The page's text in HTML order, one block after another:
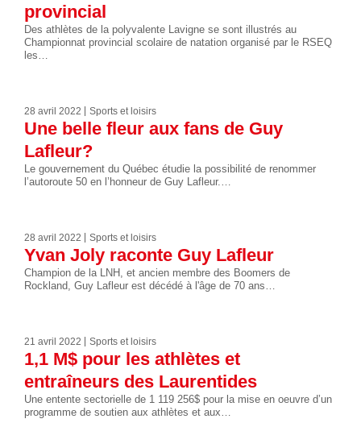
provincial
Des athlètes de la polyvalente Lavigne se sont illustrés au
Championnat provincial scolaire de natation organisé par le RSEQ
les…
28 avril 2022 Sports et loisirs
Une belle fleur aux fans de Guy
Lafleur?
Le gouvernement du Québec étudie la possibilité de renommer
l’autoroute 50 en l’honneur de Guy Lafleur.…
28 avril 2022 Sports et loisirs
Yvan Joly raconte Guy Lafleur
Champion de la LNH, et ancien membre des Boomers de
Rockland, Guy Lafleur est décédé à l'âge de 70 ans…
21 avril 2022 Sports et loisirs
1,1 M$ pour les athlètes et
entraîneurs des Laurentides
Une entente sectorielle de 1 119 256$ pour la mise en oeuvre d’un
programme de soutien aux athlètes et aux…